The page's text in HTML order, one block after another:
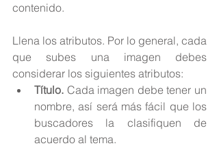
contenido.
Llena los atributos. Por lo general, cada
que subes una imagen debes
considerar los siguientes atributos:
Título. Cada imagen debe tener un
nombre, así será más fácil que los
buscadores la clasifiquen de
acuerdo al tema.